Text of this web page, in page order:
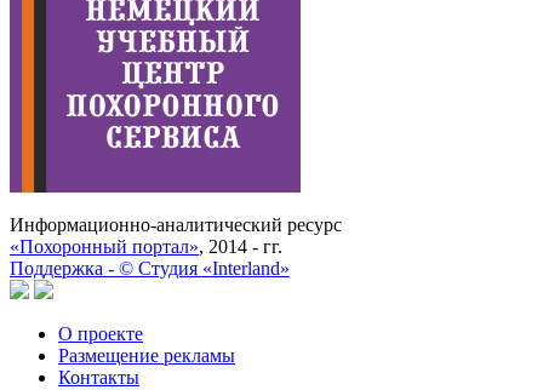
Информационно-аналитический ресурс
«Похоронный портал», 2014 - гг.
Поддержка - © Cтудия «Interland»
О проекте
Размещение рекламы
Контакты